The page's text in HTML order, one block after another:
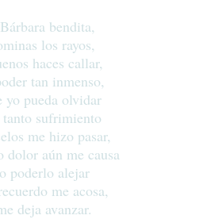
bendita,
los rayos,
haces callar,
tan inmenso,
yo pueda olvidar
tanto sufrimiento
me hizo pasar,
dolor aún me causa
poderlo alejar
me acosa,
deja avanzar.